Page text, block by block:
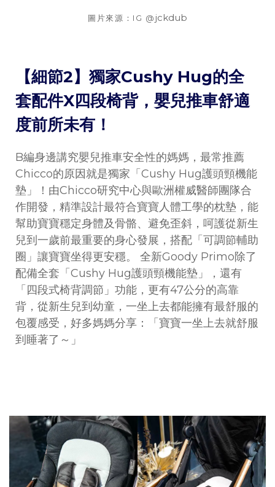
圖片來源：IG @ jckdub
【細節2】獨家Cushy Hug的全
套配件X四段椅背，嬰兒推車舒適
度前所未有！
B編身邊講究嬰兒推車安全性的媽媽，最常推薦
Chicco的原因就是獨家「Cushy Hug護頭頸機能
墊」！由Chicco研究中心與歐洲權威醫師團隊合
作開發，精準設計最符合寶寶人體工學的枕墊，能
幫助寶寶穩定身體及骨骼、避免歪斜，呵護從新生
兒到一歲前最重要的身心發展，搭配「可調節輔助
圈」讓寶寶坐得更安穩。 全新Goody Primo除了
配備全套「Cushy Hug護頭頸機能墊」，還有
「四段式椅背調節」功能，更有47公分的高靠
背，從新生兒到幼童，一坐上去都能擁有最舒服的
包覆感受，好多媽媽分享：「寶寶一坐上去就舒服
到睡著了～」